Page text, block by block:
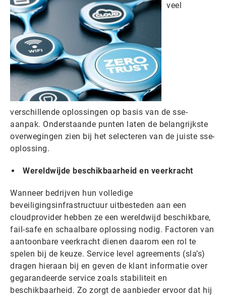
veel
verschillende oplossingen op basis van de sse-
aanpak. Onderstaande punten laten de belangrijkste
overwegingen zien bij het selecteren van de juiste sse-
oplossing.
Wereldwijde beschikbaarheid en veerkracht
Wanneer bedrijven hun volledige
beveiligingsinfrastructuur uitbesteden aan een
cloudprovider hebben ze een wereldwijd beschikbare,
fail-safe en schaalbare oplossing nodig. Factoren van
aantoonbare veerkracht dienen daarom een ​​rol te
spelen bij de keuze. Service level agreements (sla’s)
dragen hieraan bij en geven de klant informatie over
gegarandeerde service zoals stabiliteit en
beschikbaarheid. Zo zorgt de aanbieder ervoor dat hij